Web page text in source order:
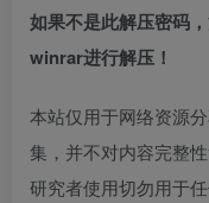
如果不是此解压密码
winrar进行解压！
本站仅用于网络资源
集，并不对内容完整
研究者使用切勿用于